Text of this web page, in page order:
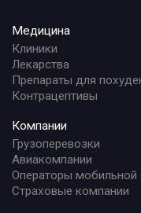
Медицина
Клиники
Лекарства
Препараты для
Контрацептивы
Компании
Грузоперевозки
Авиакомпании
Операторы мобильной
Страховые компании